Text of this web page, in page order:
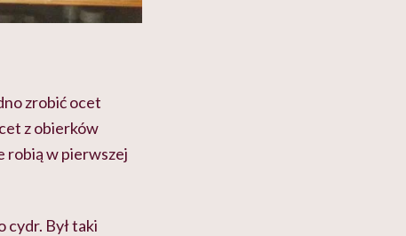
zrobić ocet
z obierków
robią w pierwszej
cydr. Był taki